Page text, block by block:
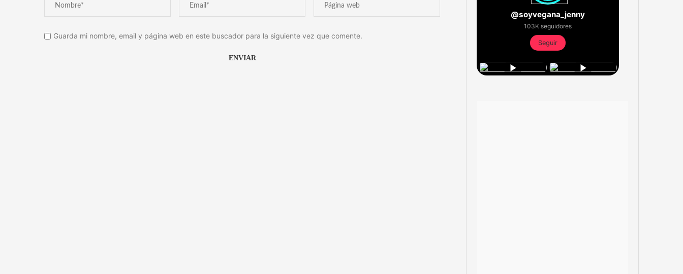
Guarda mi nombre, email y página web en este buscador para la siguiente vez que comente.
@soyvegana_jenny
103K seguidores
Seguir